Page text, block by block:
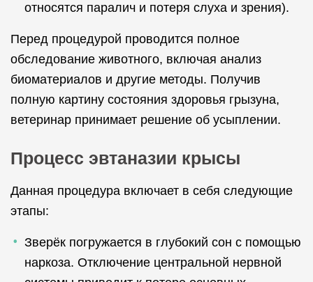
относятся паралич и потеря слуха и зрения).
Перед процедурой проводится полное
обследование животного, включая анализ
биоматериалов и другие методы. Получив
полную картину состояния здоровья грызуна,
ветеринар принимает решение об усыплении.
Процесс эвтаназии крысы
Данная процедура включает в себя следующие
этапы:
Зверёк погружается в глубокий сон с помощью
наркоза. Отключение центральной нервной